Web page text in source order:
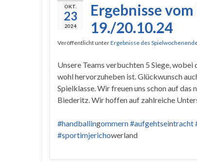
OKT.
23
2024
Ergebnisse
19./20.10.24
Veröffentlicht unterErgebnisse des
Unsere Teams verbuchten 5 Siege,
wohl hervorzuheben ist. Glückwunsch
Spielklasse. Wir freuen uns schon auf das
Biederitz. Wir hoffen auf zahlreiche
#handballingommern #aufgehtseintracht
#sportimjerichowerland